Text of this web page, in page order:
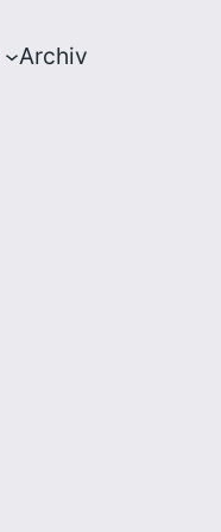
Archiv